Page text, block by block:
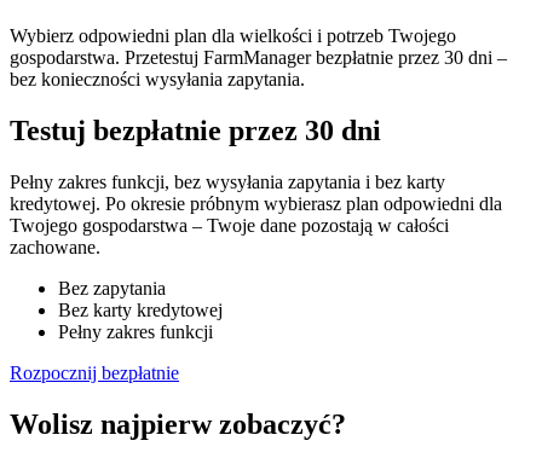
Wybierz odpowiedni plan dla wielkości i potrzeb Twojego
gospodarstwa. Przetestuj FarmManager bezpłatnie przez 30 dni –
bez konieczności wysyłania zapytania.
Testuj bezpłatnie przez 30 dni
Pełny zakres funkcji, bez wysyłania zapytania i bez karty
kredytowej. Po okresie próbnym wybierasz plan odpowiedni dla
Twojego gospodarstwa – Twoje dane pozostają w całości
zachowane.
Bez zapytania
Bez karty kredytowej
Pełny zakres funkcji
Rozpocznij bezpłatnie
Wolisz najpierw zobaczyć?